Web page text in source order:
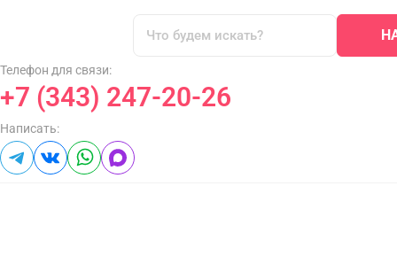
Телефон для связи:
+7 (343) 247-20-26
Написать: